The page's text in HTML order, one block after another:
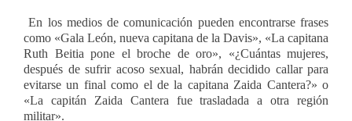
En los medios de comunicación pueden encontrarse frases
como «Gala León, nueva capitana de la Davis», «La capitana
Ruth Beitia pone el broche de oro», «¿Cuántas mujeres,
después de sufrir acoso sexual, habrán decidido callar para
evitarse un final como el de la capitana Zaida Cantera?» o
«La capitán Zaida Cantera fue trasladada a otra región
militar».